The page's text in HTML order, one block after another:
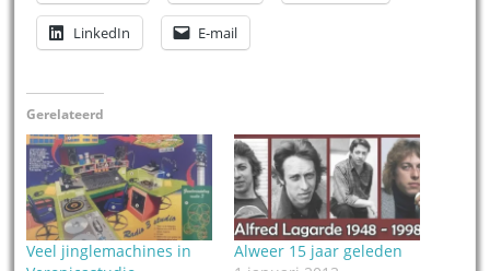
LinkedIn E-mail
Gerelateerd
Veel jinglemachines in
Alweer 15 jaar geleden